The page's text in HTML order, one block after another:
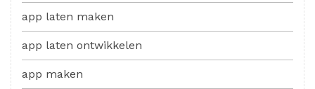
app laten maken
app laten ontwikkelen
app maken